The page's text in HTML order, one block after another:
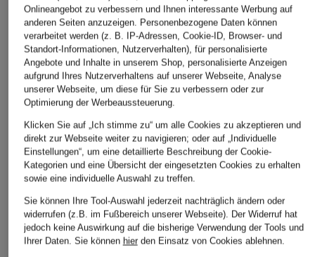
ÄHNLICHE ARTIKEL ENTDECKEN
Onlineangebot zu verbessern und Ihnen interessante Werbung auf
anderen Seiten anzuzeigen. Personenbezogene Daten können
verarbeitet werden (z. B. IP-Adressen, Cookie-ID, Browser- und
Standort-Informationen, Nutzerverhalten), für personalisierte
Angebote und Inhalte in unserem Shop, personalisierte Anzeigen
aufgrund Ihres Nutzerverhaltens auf unserer Webseite, Analyse
unserer Webseite, um diese für Sie zu verbessern oder zur
Optimierung der Werbeaussteuerung.
Klicken Sie auf „Ich stimme zu“ um alle Cookies zu akzeptieren und
direkt zur Webseite weiter zu navigieren; oder auf „Individuelle
Einstellungen“, um eine detaillierte Beschreibung der Cookie-
Kategorien und eine Übersicht der eingesetzten Cookies zu erhalten
sowie eine individuelle Auswahl zu treffen.
Sie können Ihre Tool-Auswahl jederzeit nachträglich ändern oder
widerrufen (z.B. im Fußbereich unserer Webseite). Der Widerruf hat
jedoch keine Auswirkung auf die bisherige Verwendung der Tools und
Ihrer Daten. Sie können hierden Einsatz von Cookies ablehnen.